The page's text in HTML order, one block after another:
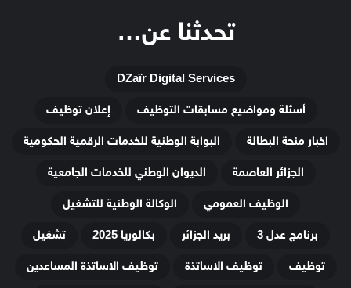
تحدثنا عن…
DZaïr Digital Services
أسئلة ومواضيع مسابقات التوظيف
إعلان توظيف
اخبار منحة البطالة
البوابة الوطنية للخدمات الرقمية الحكومية
الجزائر العاصمة
الديوان الوطني للخدمات الجامعية
الوظيف العمومي
الوكالة الوطنية للتشغيل
برنامج عدل 3
بريد الجزائر بكالوريا 2025
تشغيل
توظيف
توظيف الاساتذة
توظيف الاساتذة المساعدين